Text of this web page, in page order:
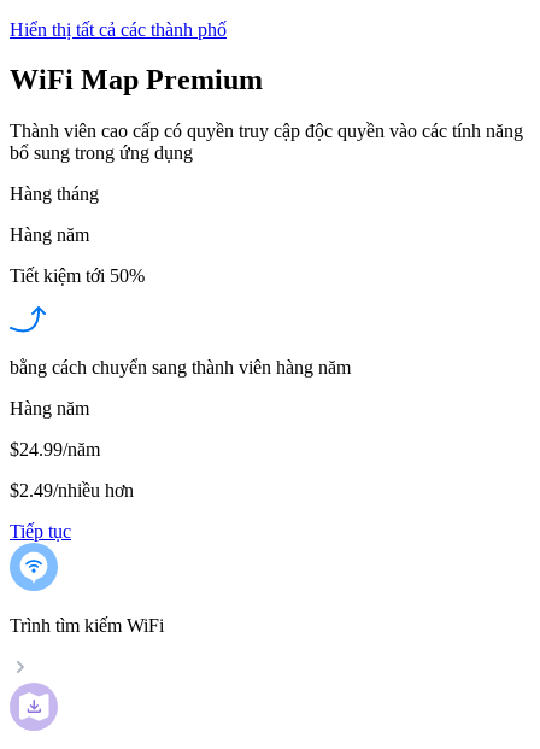
Hiển thị tất cả các thành phố
WiFi Map Premium
Thành viên cao cấp có quyền truy cập độc quyền vào các tính năng
bổ sung trong ứng dụng
Hàng tháng
Hàng năm
Tiết kiệm tới 50%
bằng cách chuyển sang thành viên hàng năm
Hàng năm
$24.99/năm
$2.49/nhiều hơn
Tiếp tục
Trình tìm kiếm WiFi